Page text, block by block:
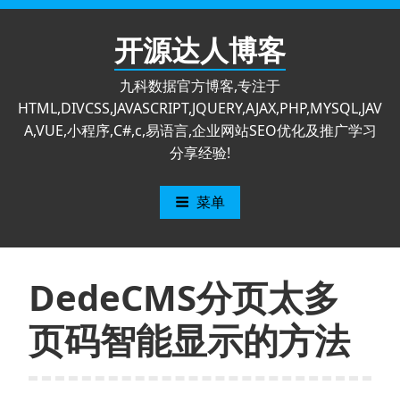
跳
开源达人博客
九科数据官方博客,专注于
HTML,DIVCSS,JAVASCRIPT,JQUERY,AJAX,PHP,MYSQL,JAV
A,VUE,小程序,C#,c,易语言,企业网站SEO优化及推广学习
分享经验!
菜单
DedeCMS分页太多
页码智能显示的方法